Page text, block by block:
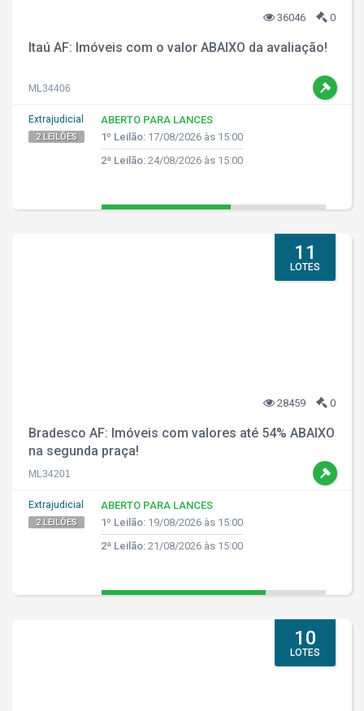
36046 0
Itaú AF: Imóveis com o valor ABAIXO da avaliação!
ML34406
Extrajudicial
2 LEILÕES
ABERTO PARA LANCES
1º Leilão: 17/08/2026 às 15:00
2ª Leilão: 24/08/2026 às 15:00
11
LOTES
28459 0
Bradesco AF: Imóveis com valores até 54% ABAIXO
na segunda praça!
ML34201
Extrajudicial
2 LEILÕES
ABERTO PARA LANCES
1º Leilão: 19/08/2026 às 15:00
2ª Leilão: 21/08/2026 às 15:00
10
LOTES